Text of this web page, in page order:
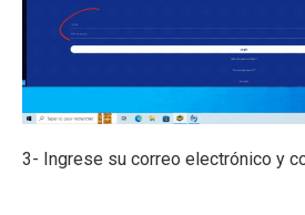
3- Ingrese su correo electrónico y